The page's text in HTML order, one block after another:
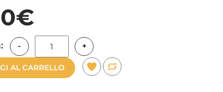
- +
AL CARRELLO